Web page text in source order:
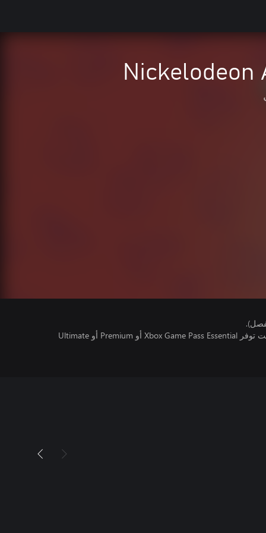
تتطلب اللعبة متعددة اللاعبين عبر الإنترنت توفر Xbox Game Pass Essential أو Premium أو Ultimate